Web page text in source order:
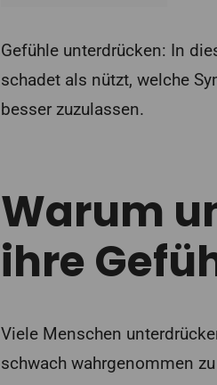
Gefühle unterdrücken: In
schadet als nützt, welche
besser zuzulassen.
Warum
ihre
Viele Menschen
schwach wahrgenommen